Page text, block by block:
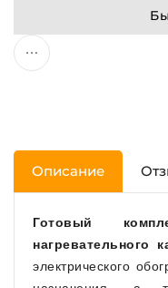
Описание
Готовый
нагревательного
электрического